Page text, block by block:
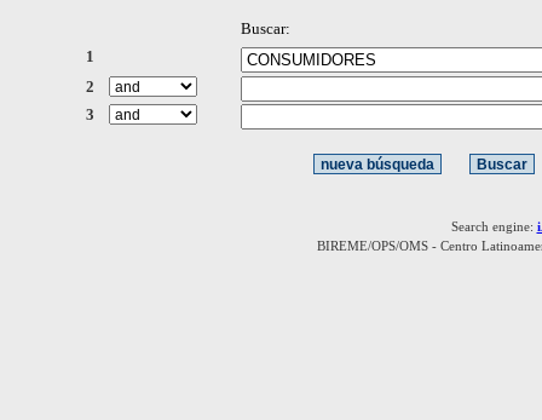
Buscar:
1
2
3
Search engine:
BIREME/OPS/OMS - Centro